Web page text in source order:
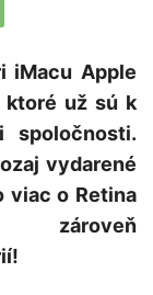
iMacu Apple
ktoré už sú k
spoločnosti.
vydarené
viac o Retina
zároveň